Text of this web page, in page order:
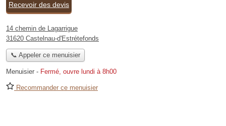
Recevoir des devis
14 chemin de Lagarrigue
31620 Castelnau-d'Estrétefonds
📞 Appeler ce menuisier
Menuisier - Fermé, ouvre lundi à 8h00
Recommander ce menuisier